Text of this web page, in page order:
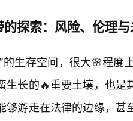
探索：风险、伦理
的生存空间，很大🌸程
生长的🔥重要土壤，也
够游走在法律的边缘，